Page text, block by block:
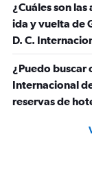
¿Cuáles son
ida y vuelta de
D. C.
¿Puedo buscar
Internacional
reservas de